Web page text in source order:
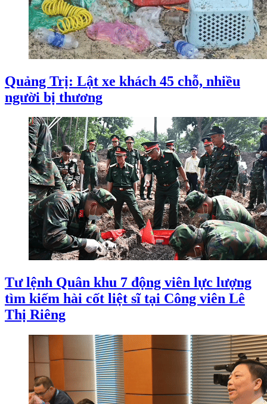
Quảng Trị: Lật xe khách 45 chỗ, nhiều
người bị thương
Tư lệnh Quân khu 7 động viên lực lượng
tìm kiếm hài cốt liệt sĩ tại Công viên Lê
Thị Riêng